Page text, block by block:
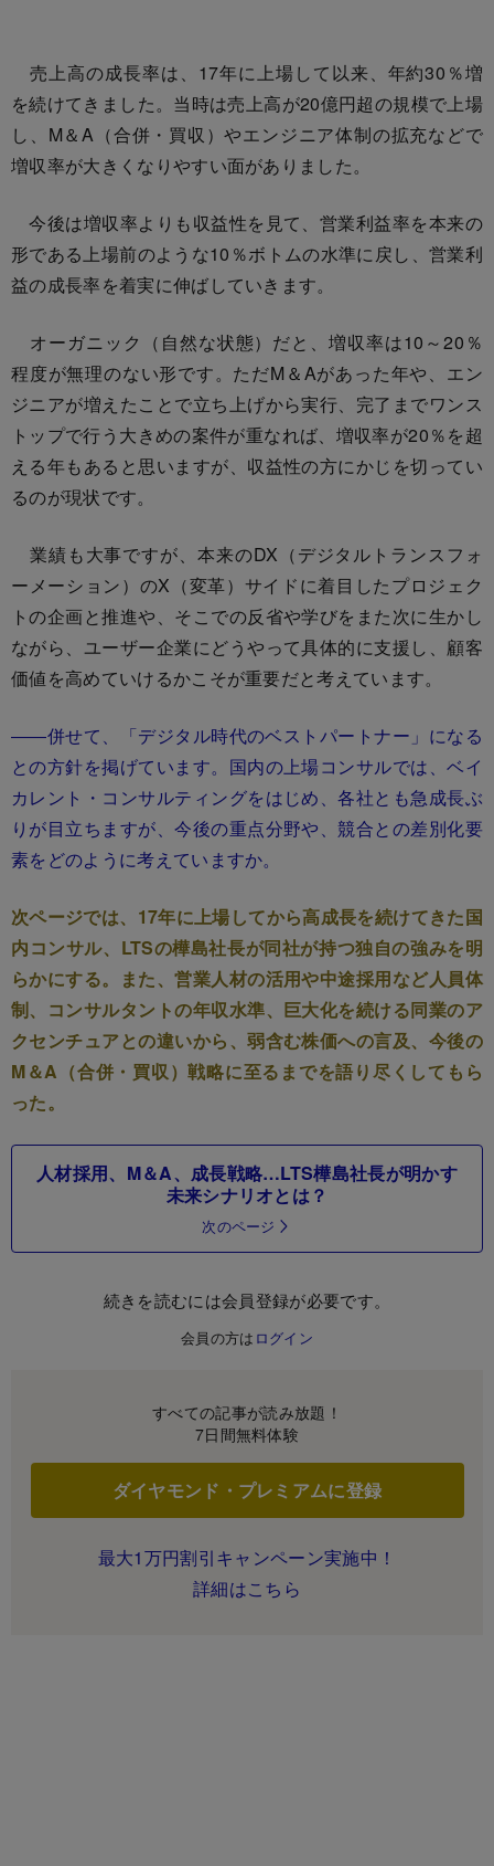
売上高の成長率は、17年に上場して以来、年約30％増
を続けてきました。当時は売上高が20億円超の規模で上場
し、M＆A（合併・買収）やエンジニア体制の拡充などで
増収率が大きくなりやすい面がありました。
今後は増収率よりも収益性を見て、営業利益率を本来の
形である上場前のような10％ボトムの水準に戻し、営業利
益の成長率を着実に伸ばしていきます。
オーガニック（自然な状態）だと、増収率は10～20％
程度が無理のない形です。ただM＆Aがあった年や、エン
ジニアが増えたことで立ち上げから実行、完了までワンス
トップで行う大きめの案件が重なれば、増収率が20％を超
える年もあると思いますが、収益性の方にかじを切ってい
るのが現状です。
業績も大事ですが、本来のDX（デジタルトランスフォ
ーメーション）のX（変革）サイドに着目したプロジェク
トの企画と推進や、そこでの反省や学びをまた次に生かし
ながら、ユーザー企業にどうやって具体的に支援し、顧客
価値を高めていけるかこそが重要だと考えています。
――併せて、「デジタル時代のベストパートナー」になる
との方針を掲げています。国内の上場コンサルでは、ベイ
カレント・コンサルティングをはじめ、各社とも急成長ぶ
りが目立ちますが、今後の重点分野や、競合との差別化要
素をどのように考えていますか。
次ページでは、17年に上場してから高成長を続けてきた国
内コンサル、LTSの樺島社長が同社が持つ独自の強みを明
らかにする。また、営業人材の活用や中途採用など人員体
制、コンサルタントの年収水準、巨大化を続ける同業のア
クセンチュアとの違いから、弱含む株価への言及、今後の
M＆A（合併・買収）戦略に至るまでを語り尽くしてもら
った。
人材採用、M＆A、成長戦略…LTS樺島社長が明かす
未来シナリオとは？
次のページ
続きを読むには会員登録が必要です。
会員の方は ログイン
すべての記事が読み放題！
7日間無料体験
ダイヤモンド・プレミアムに登録
最大1万円割引キャンペーン実施中！
詳細はこちら